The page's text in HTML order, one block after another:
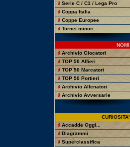
∂ Serie C / C1 / Lega Pro
∂ Coppa Italia
∂ Coppe Europee
∂ Tornei minori
NOMI
∂ Archivio Giocatori
∂ TOP 50 Alfieri
∂ TOP 50 Marcatori
∂ TOP 50 Portieri
∂ Archivio Allenatori
∂ Archivio Avversarie
CURIOSITA'
∂ Accadde Oggi...
∂ Diagrammi
∂ Superclassifica